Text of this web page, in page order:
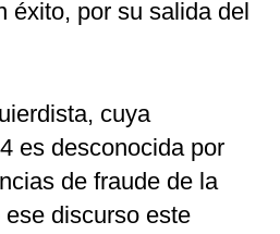
éxito, por su salida del
cuya
es desconocida por
de fraude de la
discurso este